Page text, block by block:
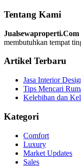
Tentang Kami
Jualsewaproperti.Com
membutuhkan tempat
Artikel Terbaru
Jasa Interior
Tips Mencari
Kelebihan dan
Kategori
Comfort
Luxury
Market Updates
Sales